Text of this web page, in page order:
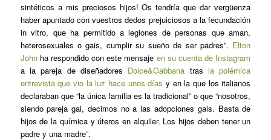
sintéticos a mis preciosos hijos! Os tendría que dar vergüenza
haber apuntado con vuestros dedos prejuiciosos a la fecundación
in vitro, que ha permitido a legiones de personas que aman,
heterosexuales o gais, cumplir su sueño de ser padres”. Elton
Johnha respondido con este mensaje en su cuenta de Instagram
a la pareja de diseñadores Dolce&Gabbana trasla polémica
entrevista que vio la luz hace unos días y en la que los italianos
declaraban que “la única familia es la tradicional” o que “nosotros,
siendo pareja gai, decimos no a las adopciones gais. Basta de
hijos de la química y úteros en alquiler. Los hijos deben tener un
padre y una madre”.